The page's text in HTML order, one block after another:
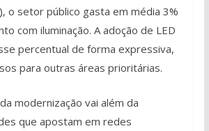
o setor público gasta em média 3%
com iluminação. A adoção de LED
percentual de forma expressiva,
para outras áreas prioritárias.
modernização vai além da
que apostam em redes